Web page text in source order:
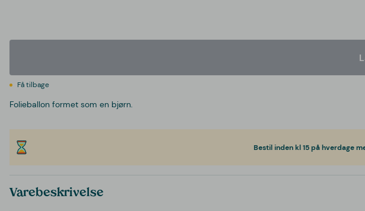
Få tilbage
Folieballon formet som en bjørn.
Bestil inden kl 15 på hverdage
Varebeskrivelse